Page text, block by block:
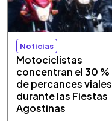
Noticias
Motociclistas
concentran el 30 %
de percances viales
durante las Fiestas
Agostinas